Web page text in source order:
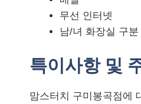
무선 인터넷
남/녀 화장실 구분
특이사항 및
맘스터치 구미봉곡점에